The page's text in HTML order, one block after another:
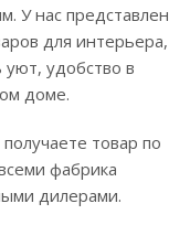
У нас представлен
для интерьера,
уют, удобство в
доме.
товар по
фабрика
дилерами.